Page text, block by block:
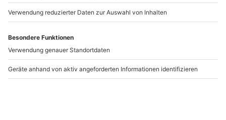
Badespaß miteinander – die perfekte Gemeinsamzeit
mit Deinen Liebsten!
WAS DENKST DU DARÜBER?